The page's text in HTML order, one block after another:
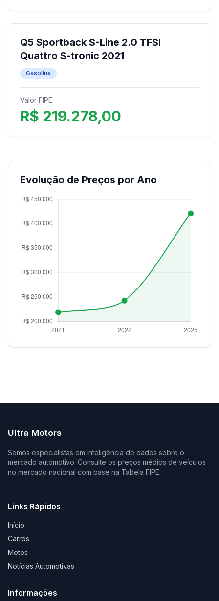
Q5 Sportback S-Line 2.0 TFSI
Quattro S-tronic 2021
Gasolina
Valor FIPE
R$ 219.278,00
Evolução de Preços por Ano
Ultra Motors
Somos especialistas em inteligência de dados sobre o
mercado automotivo. Consulte os preços médios de veículos
no mercado nacional com base na Tabela FIPE.
Links Rápidos
Início
Carros
Motos
Notícias Automotivas
Informações